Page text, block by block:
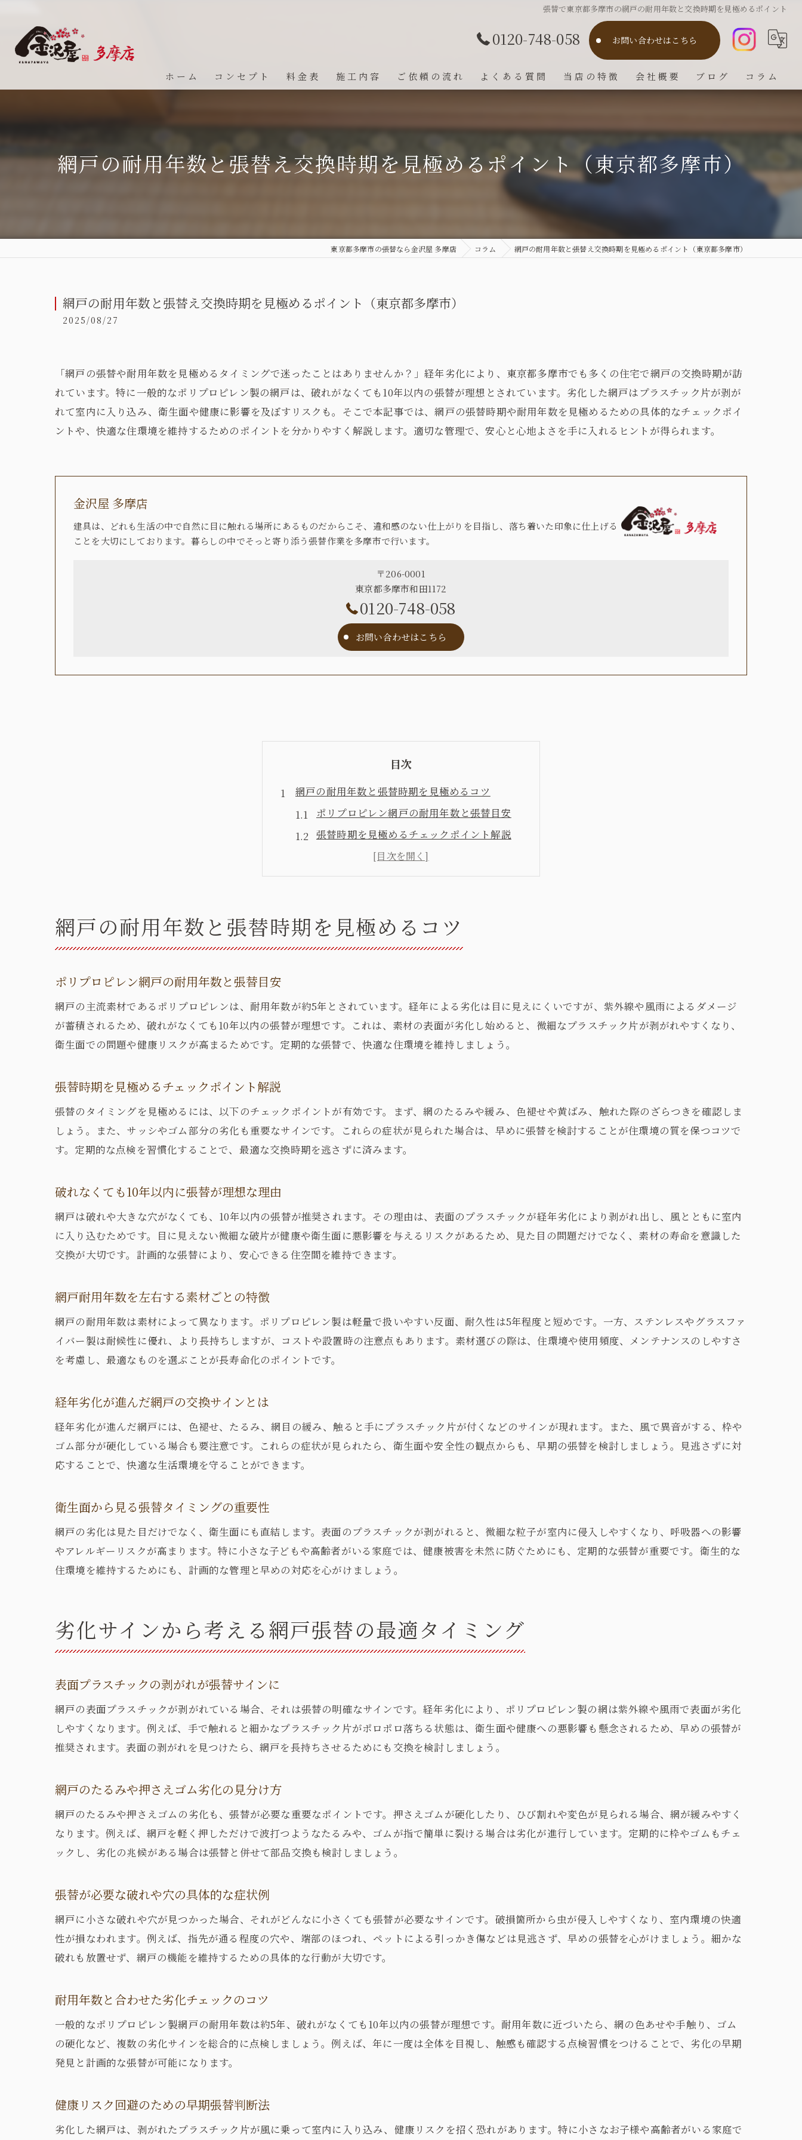
張替で東京都多摩市の網戸の耐用年数と交換時期を見極めるポイント
0120-748-058 お問い合わせはこちら
ホーム コンセプト 料金表 施工内容 ご依頼の流れ よくある質問 当店の特徴
襖
会社概要 ブログ コラム
網戸の耐用年数と張替え交換時期を見極めるポイント（東京都多摩市）
東京都多摩市の張替なら金沢屋 多摩店 コラム 網戸の耐用年数と張替え交換時期を見極めるポイント（東京都多摩市）
網戸の耐用年数と張替え交換時期を見極めるポイント（東京都多摩市）
2025/08/27
「網戸の張替や耐用年数を見極めるタイミングで迷ったことはありませんか？」経年劣化により、東京都多摩市でも多くの住宅で網戸の交換時期が訪
れています。特に一般的なポリプロピレン製の網戸は、破れがなくても10年以内の張替が理想とされています。劣化した網戸はプラスチック片が剥が
れて室内に入り込み、衛生面や健康に影響を及ぼすリスクも。そこで本記事では、網戸の張替時期や耐用年数を見極めるための具体的なチェックポイ
ントや、快適な住環境を維持するためのポイントを分かりやすく解説します。適切な管理で、安心と心地よさを手に入れるヒントが得られます。
金沢屋 多摩店
建具は、どれも生活の中で自然に目に触れる場所にあるものだからこそ、違和感のない仕上がりを目指し、落ち着いた印象に仕上げる
ことを大切にしております。暮らしの中でそっと寄り添う張替作業を多摩市で行います。
〒206-0001
東京都多摩市和田1172
0120-748-058
お問い合わせはこちら
目次
網戸の耐用年数と張替時期を見極めるコツ
ポリプロピレン網戸の耐用年数と張替目安
張替時期を見極めるチェックポイント解説
破れなくても10年以内に張替が理想な理由
網戸耐用年数を左右する素材ごとの特徴
衛生面から見る張替タイミングの重要性
劣化サインから考える網戸張替の最適タイミング
張替が必要な破れや穴の具体的な症状例
耐用年数と合わせた劣化チェックのコツ
健康リスク回避のための早期張替判断法
衛生面悪化を防ぐ張替タイミングの考え方
室内空気を守るための張替基準を解説
健康被害を避ける網戸管理と張替の重要性
長持ちさせるための網戸張替基準ポイント
賃貸物件で網戸を張替える際の注意点まとめ
賃貸物件での網戸張替費用負担の基本知識
張替業者選びと管理会社への相談の流れ
退去時の原状回復と張替対応の注意点
分譲マンションの網戸張替と管理規約の関係
張替業者選びで失敗しないためのチェック法
信頼できる張替業者の選び方と比較ポイント
業者による網戸耐用年数の説明を聞く重要性
アフターサービスが安心な業者の特徴
日常の掃除で網戸耐用年数を伸ばす方法
劣化を防ぐ張替前のメンテナンスポイント
耐用年数を左右する正しい管理習慣とは
この一記事で分かる網戸張替と正しい管理法
賃貸・マンションでの張替手順も網羅
網戸メンテナンスでトラブルを未然防止
網戸の耐用年数と張替時期を見極めるコツ
ポリプロピレン網戸の耐用年数と張替目安
網戸の主流素材であるポリプロピレンは、耐用年数が約5年とされています。経年による劣化は目に見えにくいですが、紫外線や風雨によるダメージ
が蓄積されるため、破れがなくても10年以内の張替が理想です。これは、素材の表面が劣化し始めると、微細なプラスチック片が剥がれやすくなり、
衛生面での問題や健康リスクが高まるためです。定期的な張替で、快適な住環境を維持しましょう。
張替時期を見極めるチェックポイント解説
張替のタイミングを見極めるには、以下のチェックポイントが有効です。まず、網のたるみや緩み、色褪せや黄ばみ、触れた際のざらつきを確認しま
しょう。また、サッシやゴム部分の劣化も重要なサインです。これらの症状が見られた場合は、早めに張替を検討することが住環境の質を保つコツで
す。定期的な点検を習慣化することで、最適な交換時期を逃さずに済みます。
破れなくても10年以内に張替が理想な理由
網戸は破れや大きな穴がなくても、10年以内の張替が推奨されます。その理由は、表面のプラスチックが経年劣化により剥がれ出し、風とともに室内
に入り込むためです。目に見えない微細な破片が健康や衛生面に悪影響を与えるリスクがあるため、見た目の問題だけでなく、素材の寿命を意識した
交換が大切です。計画的な張替により、安心できる住空間を維持できます。
網戸耐用年数を左右する素材ごとの特徴
網戸の耐用年数は素材によって異なります。ポリプロピレン製は軽量で扱いやすい反面、耐久性は5年程度と短めです。一方、ステンレスやグラスファ
イバー製は耐候性に優れ、より長持ちしますが、コストや設置時の注意点もあります。素材選びの際は、住環境や使用頻度、メンテナンスのしやすさ
を考慮し、最適なものを選ぶことが長寿命化のポイントです。
経年劣化が進んだ網戸の交換サインとは
経年劣化が進んだ網戸には、色褪せ、たるみ、網目の緩み、触ると手にプラスチック片が付くなどのサインが現れます。また、風で異音がする、枠や
ゴム部分が硬化している場合も要注意です。これらの症状が見られたら、衛生面や安全性の観点からも、早期の張替を検討しましょう。見逃さずに対
応することで、快適な生活環境を守ることができます。
衛生面から見る張替タイミングの重要性
網戸の劣化は見た目だけでなく、衛生面にも直結します。表面のプラスチックが剥がれると、微細な粒子が室内に侵入しやすくなり、呼吸器への影響
やアレルギーリスクが高まります。特に小さな子どもや高齢者がいる家庭では、健康被害を未然に防ぐためにも、定期的な張替が重要です。衛生的な
住環境を維持するためにも、計画的な管理と早めの対応を心がけましょう。
劣化サインから考える網戸張替の最適タイミング
表面プラスチックの剥がれが張替サインに
網戸の表面プラスチックが剥がれている場合、それは張替の明確なサインです。経年劣化により、ポリプロピレン製の網は紫外線や風雨で表面が劣化
しやすくなります。例えば、手で触れると細かなプラスチック片がポロポロ落ちる状態は、衛生面や健康への悪影響も懸念されるため、早めの張替が
推奨されます。表面の剥がれを見つけたら、網戸を長持ちさせるためにも交換を検討しましょう。
網戸のたるみや押さえゴム劣化の見分け方
網戸のたるみや押さえゴムの劣化も、張替が必要な重要なポイントです。押さえゴムが硬化したり、ひび割れや変色が見られる場合、網が緩みやすく
なります。例えば、網戸を軽く押しただけで波打つようなたるみや、ゴムが指で簡単に裂ける場合は劣化が進行しています。定期的に枠やゴムもチェ
ックし、劣化の兆候がある場合は張替と併せて部品交換も検討しましょう。
張替が必要な破れや穴の具体的な症状例
網戸に小さな破れや穴が見つかった場合、それがどんなに小さくても張替が必要なサインです。破損箇所から虫が侵入しやすくなり、室内環境の快適
性が損なわれます。例えば、指先が通る程度の穴や、端部のほつれ、ペットによる引っかき傷などは見逃さず、早めの張替を心がけましょう。細かな
破れも放置せず、網戸の機能を維持するための具体的な行動が大切です。
耐用年数と合わせた劣化チェックのコツ
一般的なポリプロピレン製網戸の耐用年数は約5年、破れがなくても10年以内の張替が理想です。耐用年数に近づいたら、網の色あせや手触り、ゴム
の硬化など、複数の劣化サインを総合的に点検しましょう。例えば、年に一度は全体を目視し、触感も確認する点検習慣をつけることで、劣化の早期
発見と計画的な張替が可能になります。
健康リスク回避のための早期張替判断法
劣化した網戸は、剥がれたプラスチック片が風に乗って室内に入り込み、健康リスクを招く恐れがあります。特に小さなお子様や高齢者がいる家庭で